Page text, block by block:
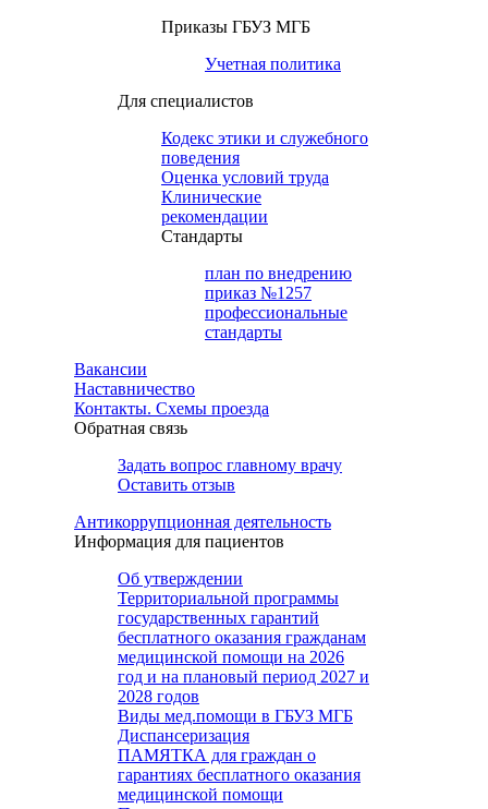
Приказы ГБУЗ МГБ
Учетная политика
Для специалистов
Кодекс этики и служебного
поведения
Оценка условий труда
Клинические
рекомендации
Cтандарты
план по внедрению
приказ №1257
профессиональные
стандарты
Вакансии
Наставничество
Контакты. Схемы проезда
Обратная связь
Задать вопрос главному врачу
Оставить отзыв
Антикоррупционная деятельность
Информация для пациентов
Об утверждении
Территориальной программы
государственных гарантий
бесплатного оказания гражданам
медицинской помощи на 2026
год и на плановый период 2027 и
2028 годов
Виды мед.помощи в ГБУЗ МГБ
Диспансеризация
ПАМЯТКА для граждан о
гарантиях бесплатного оказания
медицинской помощи